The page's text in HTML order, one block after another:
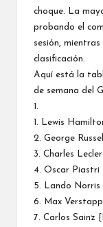
choque. La
probando el
sesión,
clasificación.
Aquí está la
de semana del
1.
1. Lewis
2. George
3. Charles
4. Oscar Piastri
5. Lando Norris
6. Max
7. Carlos Sainz